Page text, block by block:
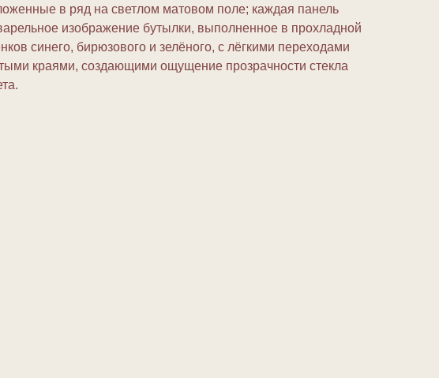
в ряд на светлом матовом поле; каждая панель
изображение бутылки, выполненное в прохладной
синего, бирюзового и зелёного, с лёгкими переходами
краями, создающими ощущение прозрачности стекла